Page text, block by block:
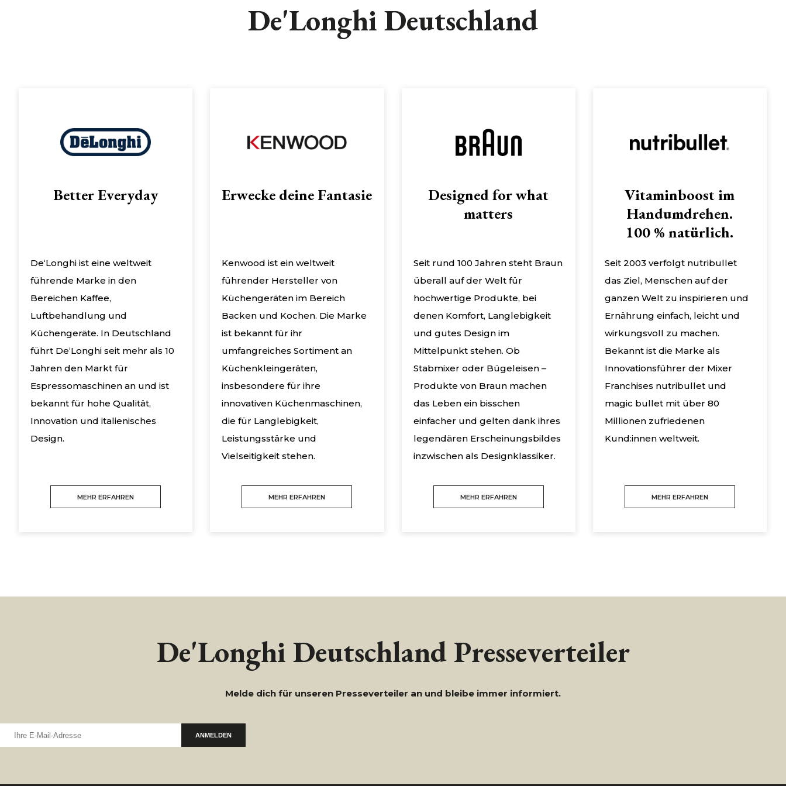
De'Longhi Deutschland
Better Everyday
De‘Longhi ist eine weltweit
führende Marke in den
Bereichen Kaffee,
Luftbehandlung und
Küchengeräte. In Deutschland
führt De‘Longhi seit mehr als 10
Jahren den Markt für
Espressomaschinen an und ist
bekannt für hohe Qualität,
Innovation und italienisches
Design.
MEHR ERFAHREN
Erwecke deine Fantasie
Kenwood ist ein weltweit
führender Hersteller von
Küchengeräten im Bereich
Backen und Kochen. Die Marke
ist bekannt für ihr
umfangreiches Sortiment an
Küchenkleingeräten,
insbesondere für ihre
innovativen Küchenmaschinen,
die für Langlebigkeit,
Leistungsstärke und
Vielseitigkeit stehen.
MEHR ERFAHREN
Designed for what
matters
Seit rund 100 Jahren steht Braun
überall auf der Welt für
hochwertige Produkte, bei
denen Komfort, Langlebigkeit
und gutes Design im
Mittelpunkt stehen. Ob
Stabmixer oder Bügeleisen –
Produkte von Braun machen
das Leben ein bisschen
einfacher und gelten dank ihres
legendären Erscheinungsbildes
inzwischen als Designklassiker.
MEHR ERFAHREN
Vitaminboost im
Handumdrehen.
100 % natürlich.
Seit 2003 verfolgt nutribullet
das Ziel, Menschen auf der
ganzen Welt zu inspirieren und
Ernährung einfach, leicht und
wirkungsvoll zu machen.
Bekannt ist die Marke als
Innovationsführer der Mixer
Franchises nutribullet und
magic bullet mit über 80
Millionen zufriedenen
Kund:innen weltweit.
MEHR ERFAHREN
De'Longhi Deutschland Presseverteiler
Melde dich für unseren Presseverteiler an und bleibe immer informiert.
ANMELDEN